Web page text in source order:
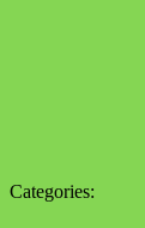
Categories: